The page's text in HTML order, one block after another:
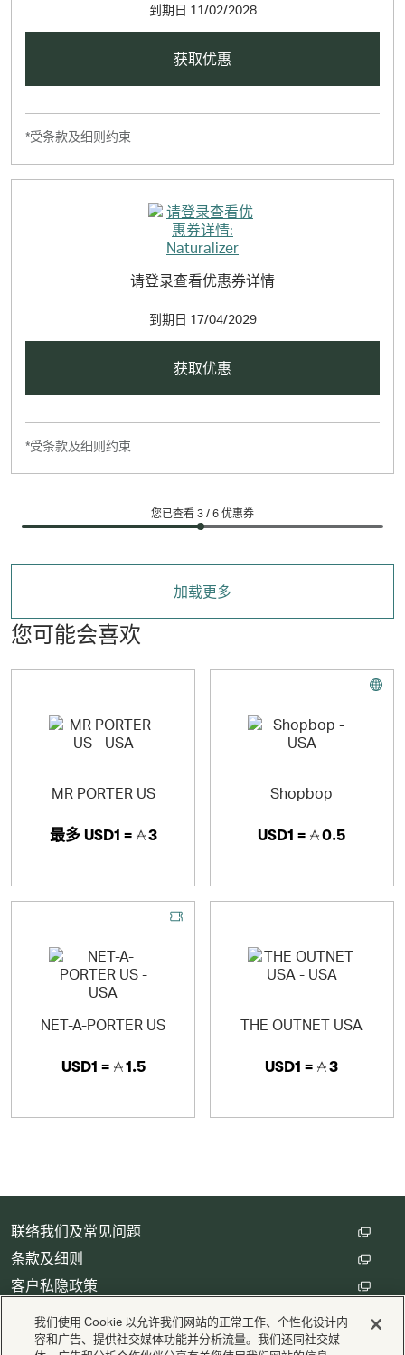
到期日 11/02/2028
获取优惠
*受条款及细则约束
请登录查看优惠券详情
到期日 17/04/2029
获取优惠
*受条款及细则约束
您已查看 3 / 6 优惠券
加载更多
您可能会喜欢
MR PORTER US
最多USD1 = 3
Shopbop
USD1 = 0.5
NET-A-PORTER US
USD1 = 1.5
THE OUTNET USA
USD1 = 3
联络我们及常见问题
条款及细则
客户私隐政策
数码存根设定
我们使用 Cookie 以允许我们网站的正常工作、个性化设计内
容和广告、提供社交媒体功能并分析流量。我们还同社交媒